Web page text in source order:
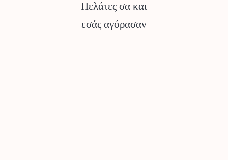
Πελάτες σα και
εσάς αγόρασαν